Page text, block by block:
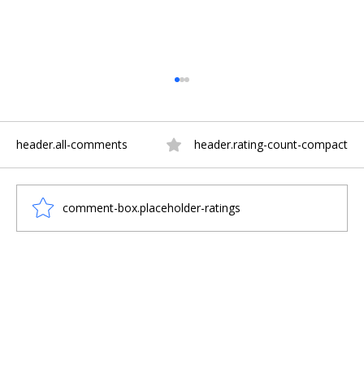
header.all-comments header.rating-count-compact
comment-box.placeholder-ratings